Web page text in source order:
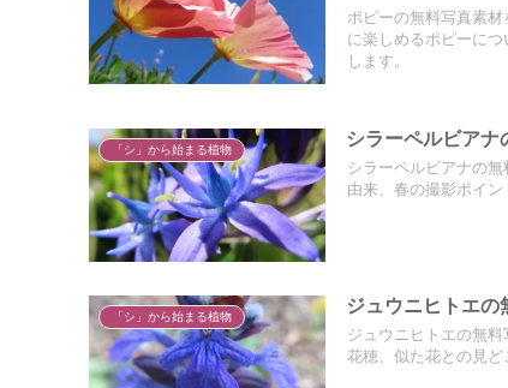
ポピーの無料写真素
に楽しめるポピーに
します。
「シ」から始まる植物
シラーペルビアナ
シラーペルビアナの
由来、春の撮影ポイン
「シ」から始まる植物
ジュウニヒトエの
ジュウニヒトエの無
花穂、似た花との見ど